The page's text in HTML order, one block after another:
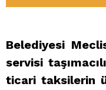
Belediyesi
servisi
ticari taksilerin